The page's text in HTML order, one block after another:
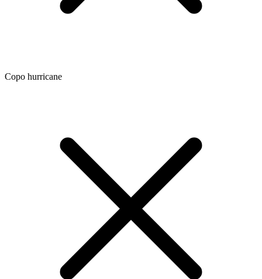
Copo hurricane